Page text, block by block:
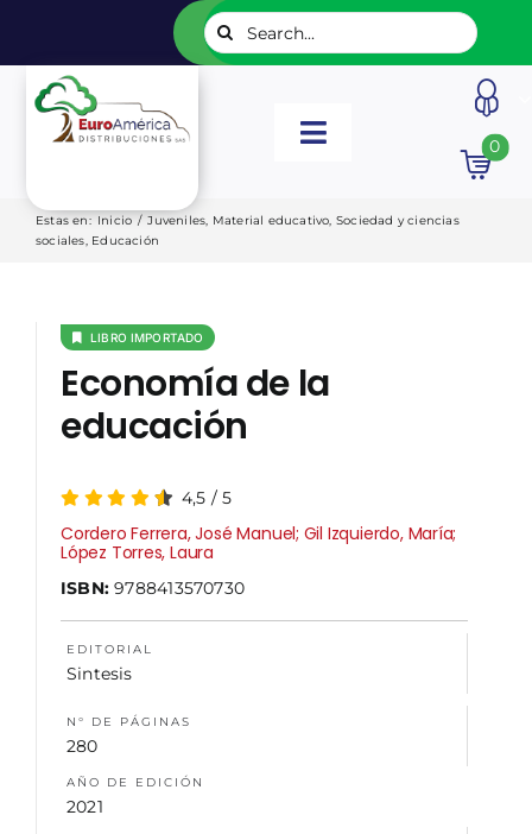
contenido
Buscar:
Toggle
INICIO
EDITORIALES
CATÁLOGOS
NOSOTROS
0
Estas en: Inicio / Juveniles, Material educativo, Sociedad y ciencias
sociales, Educación
LIBRO IMPORTADO
Economía de la
educación
4,5 /5
Cordero Ferrera, José Manuel; Gil Izquierdo, María;
López Torres, Laura
ISBN:9788413570730
EDITORIAL
Sintesis
N° DE PÁGINAS
280
AÑO DE EDICIÓN
2021